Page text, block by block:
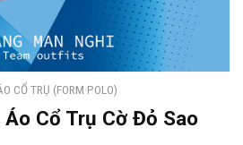
CỔ TRỤ (FORM POLO)
Áo Cổ Trụ Cờ Đỏ Sao